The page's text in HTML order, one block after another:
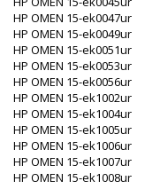
HP OMEN 15-ek0047ur
HP OMEN 15-ek0049ur
HP OMEN 15-ek0051ur
HP OMEN 15-ek0053ur
HP OMEN 15-ek0056ur
HP OMEN 15-ek1002ur
HP OMEN 15-ek1004ur
HP OMEN 15-ek1005ur
HP OMEN 15-ek1006ur
HP OMEN 15-ek1007ur
HP OMEN 15-ek1008ur